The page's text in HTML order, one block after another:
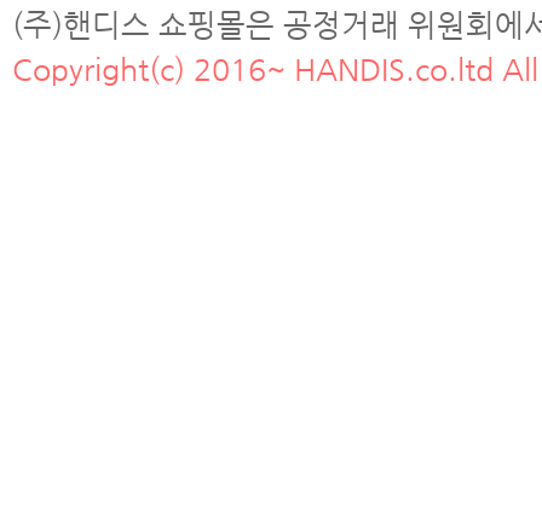
(주)핸디스 쇼핑몰은 공정거래 위원회
Copyright(c) 2016~ HANDIS.co.ltd